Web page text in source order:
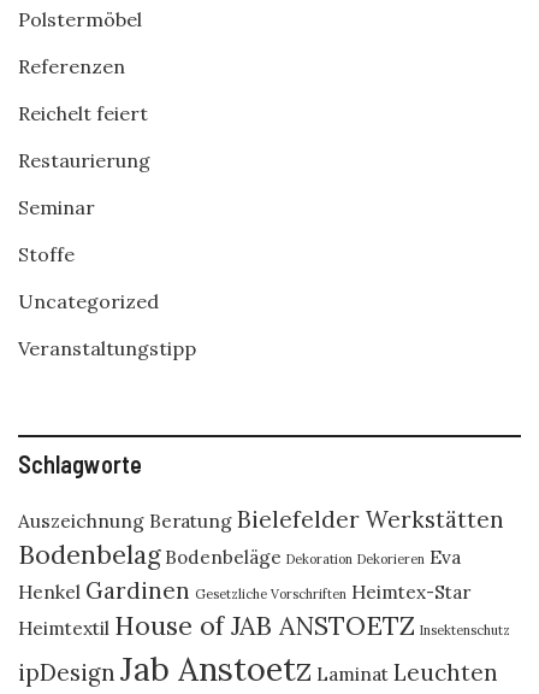
Polstermöbel
Referenzen
Reichelt feiert
Restaurierung
Seminar
Stoffe
Uncategorized
Veranstaltungstipp
Schlagworte
Auszeichnung Beratung Bielefelder Werkstätten
Bodenbelag Bodenbeläge Dekoration Dekorieren Eva
Henkel Gardinen Gesetzliche Vorschriften Heimtex-Star
Heimtextil House of JAB ANSTOETZ Insektenschutz
ipDesign Jab Anstoetz Laminat Leuchten